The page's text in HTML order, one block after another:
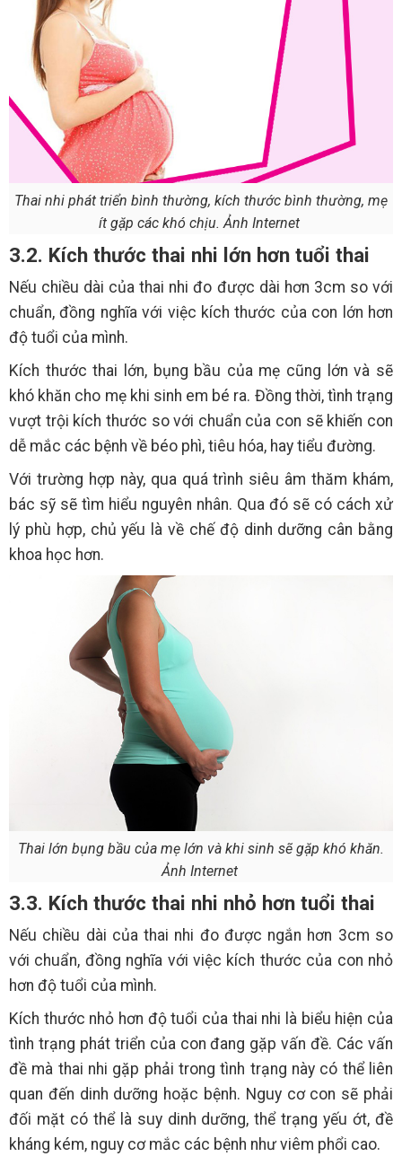
Thai nhi phát triển bình thường, kích thước bình thường, mẹ
ít gặp các khó chịu. Ảnh Internet
3.2. Kích thước thai nhi lớn hơn tuổi thai
Nếu chiều dài của thai nhi đo được dài hơn 3cm so với
chuẩn, đồng nghĩa với việc kích thước của con lớn hơn
độ tuổi của mình.
Kích thước thai lớn, bụng bầu của mẹ cũng lớn và sẽ
khó khăn cho mẹ khi sinh em bé ra. Đồng thời, tình trạng
vượt trội kích thước so với chuẩn của con sẽ khiến con
dễ mắc các bệnh về béo phì, tiêu hóa, hay tiểu đường.
Với trường hợp này, qua quá trình siêu âm thăm khám,
bác sỹ sẽ tìm hiểu nguyên nhân. Qua đó sẽ có cách xử
lý phù hợp, chủ yếu là về chế độ dinh dưỡng cân bằng
khoa học hơn.
Thai lớn bụng bầu của mẹ lớn và khi sinh sẽ gặp khó khăn.
Ảnh Internet
3.3. Kích thước thai nhi nhỏ hơn tuổi thai
Nếu chiều dài của thai nhi đo được ngắn hơn 3cm so
với chuẩn, đồng nghĩa với việc kích thước của con nhỏ
hơn độ tuổi của mình.
Kích thước nhỏ hơn độ tuổi của thai nhi là biểu hiện của
tình trạng phát triển của con đang gặp vấn đề. Các vấn
đề mà thai nhi gặp phải trong tình trạng này có thể liên
quan đến dinh dưỡng hoặc bệnh. Nguy cơ con sẽ phải
đối mặt có thể là suy dinh dưỡng, thể trạng yếu ớt, đề
kháng kém, nguy cơ mắc các bệnh như viêm phổi cao.